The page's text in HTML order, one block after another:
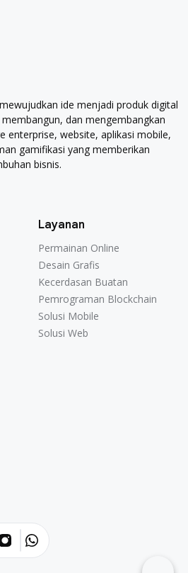
ide menjadi produk digital
dan mengembangkan
enterprise, website, aplikasi mobile,
gamifikasi yang memberikan
bisnis.
Layanan
Permainan Online
Desain Grafis
Kecerdasan Buatan
Pemrograman Blockchain
Solusi Mobile
Solusi Web